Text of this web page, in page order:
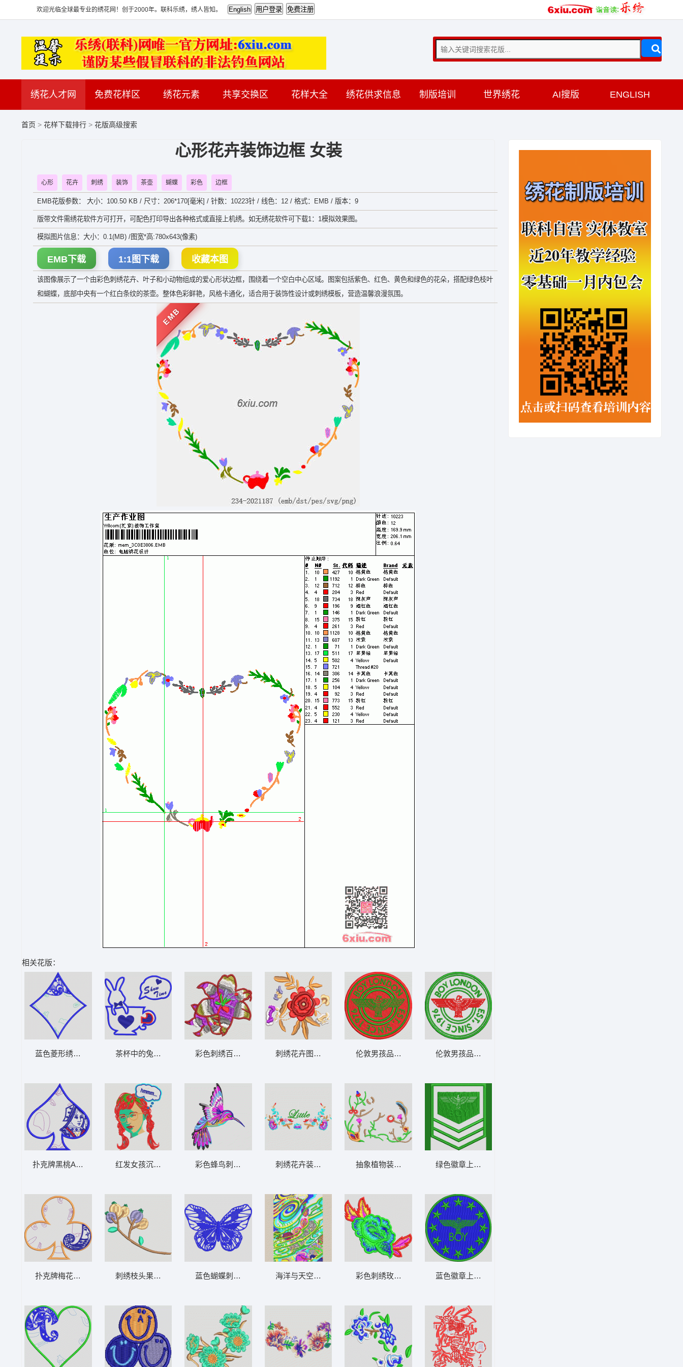
欢迎光临全球最专业的绣花网！创于2000年。联科乐绣，绣人皆知。
绣花人才网 免费花样区 绣花元素 共享交换区 花样大全 绣花供求信息 制版培训 世界绣花 AI搜版 ENGLISH
首页 > 花样下载排行 > 花版高级搜索
心形花卉装饰边框 女装
心形 花卉 刺绣 装饰 茶壶 蝴蝶 彩色 边框
EMB花版参数： 大小：100.50 KB / 尺寸：206*170[毫米] / 针数：10223针 / 线色：12 / 格式：EMB / 版本：9
版带文件需绣花软件方可打开，可配色打印导出各种格式或直接上机绣。如无绣花软件可下载1：1模拟效果图。
模拟图片信息：大小：0.1(MB) /图宽*高:780x643(像素)
EMB下载 1:1图下载 收藏本图
该图像展示了一个由彩色刺绣花卉、叶子和小动物组成的爱心形状边框，围绕着一个空白中心区域。图案包括紫色、红色、黄色和绿色的花朵，搭配绿色枝叶
和蝴蝶，底部中央有一个红白条纹的茶壶。整体色彩鲜艳，风格卡通化，适合用于装饰性设计或刺绣模板，营造温馨浪漫氛围。
EMB
相关花版：
蓝色菱形绣花图案设计 纸牌
扑克牌黑桃A图案 纸牌
扑克牌梅花图案刺绣设计 纸牌
茶杯中的兔子表演 童装
红发女孩沉思 头像
刺绣枝头果实图案 汉服
彩色刺绣百合花图案 女装
彩色蜂鸟刺绣图案 鸟
蓝色蝴蝶刺绣图案 蝴蝶
刺绣花卉图案设计 女装
刺绣花卉装饰文字“Little” 女装
海洋与天空的奇幻旅程 女装
伦敦男孩品牌徽章 章仔 男装
抽象植物装饰图案 女装
彩色刺绣玫瑰花图案 女装
伦敦男孩品牌徽章 章仔 男装
绿色徽章上的鹰与“BOY”字样 章仔 男装
蓝色徽章上的鹰与“BOY”字样 章仔 男装